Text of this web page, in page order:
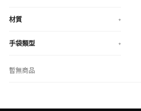
材質 +
手袋類型 +
暫無商品